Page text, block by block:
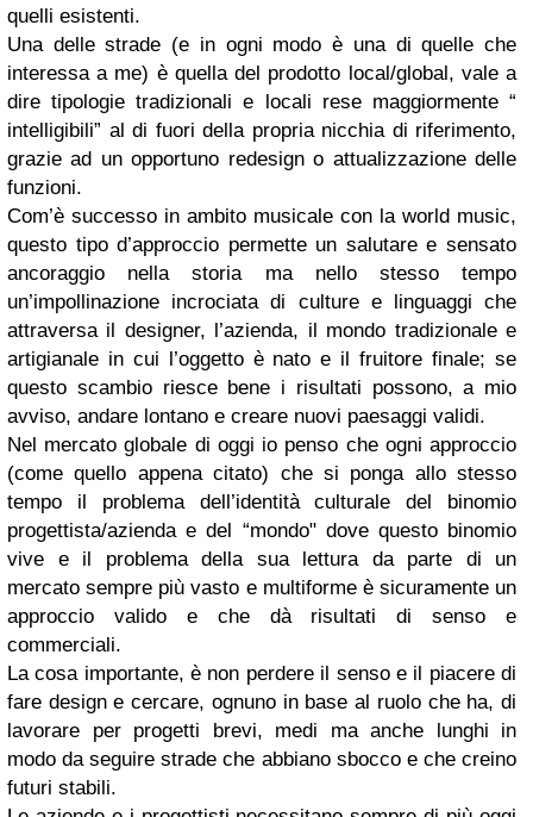
quelli esistenti.
Una delle strade (e in ogni modo è una di quelle che
interessa a me) è quella del prodotto local/global, vale a
dire tipologie tradizionali e locali rese maggiormente “
intelligibili” al di fuori della propria nicchia di riferimento,
grazie ad un opportuno redesign o attualizzazione delle
funzioni.
Com’è successo in ambito musicale con la world music,
questo tipo d’approccio permette un salutare e sensato
ancoraggio nella storia ma nello stesso tempo
un’impollinazione incrociata di culture e linguaggi che
attraversa il designer, l’azienda, il mondo tradizionale e
artigianale in cui l’oggetto è nato e il fruitore finale; se
questo scambio riesce bene i risultati possono, a mio
avviso, andare lontano e creare nuovi paesaggi validi.
Nel mercato globale di oggi io penso che ogni approccio
(come quello appena citato) che si ponga allo stesso
tempo il problema dell’identità culturale del binomio
progettista/azienda e del “mondo" dove questo binomio
vive e il problema della sua lettura da parte di un
mercato sempre più vasto e multiforme è sicuramente un
approccio valido e che dà risultati di senso e
commerciali.
La cosa importante, è non perdere il senso e il piacere di
fare design e cercare, ognuno in base al ruolo che ha, di
lavorare per progetti brevi, medi ma anche lunghi in
modo da seguire strade che abbiano sbocco e che creino
futuri stabili.